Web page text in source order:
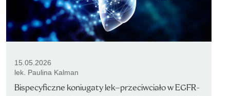
15.05.2026
lek. Paulina Kalman
Bispecyficzne koniugaty lek–przeciwciało w EGFR-